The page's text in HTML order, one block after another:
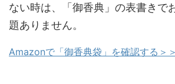
ない時は、「御香典」の表書きで
題ありません。
Amazonで「御香典袋」を確認する＞＞